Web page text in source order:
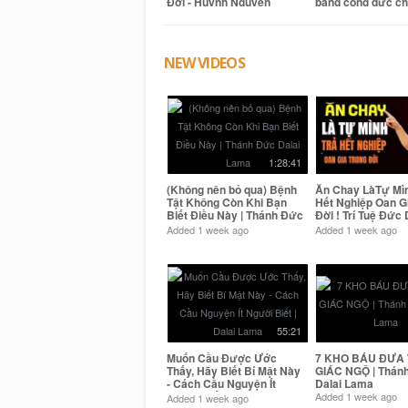
NEW VIDEOS
1:28:41
(Không nên bỏ qua) Bệnh
Tật Không Còn Khi Bạn
Biết Điều Này | Thánh Đức
Dalai Lama
Added 1 week ago
Ăn Chay LàTự
Hết Nghiệp Oan
Đời ! Trí Tuệ Đức
Lama
Added 1 week ago
55:21
Muốn Cầu Được Ước
Thấy, Hãy Biết Bí Mật Này
- Cách Cầu Nguyện Ít
Người Biết | Dalai Lama
Added 1 week ago
7 KHO BÁU ĐƯA
GIÁC NGỘ |
Dalai Lama
Added 1 week ago